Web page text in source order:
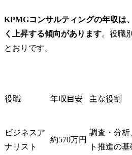
KPMGコンサルティングの年収は
く上昇する傾向があります。役職
とおりです。
役職 年収目安 主な役割
ビジネスア
ナリスト
約570万円
調査・分析
ト推進の